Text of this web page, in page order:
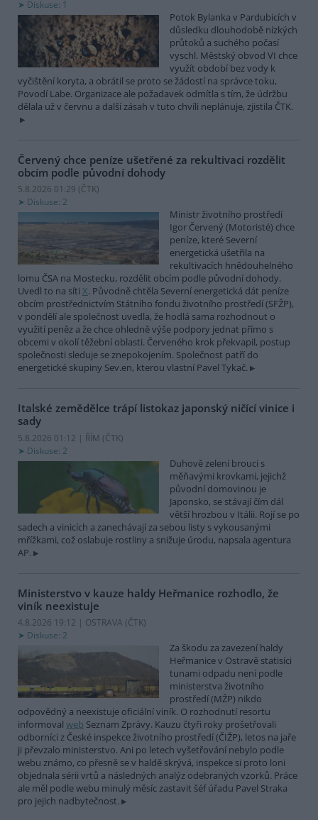
Diskuse: 1
Potok Bylanka v Pardubicích v
důsledku dlouhodobě nízkých
průtoků a suchého počasí
vyschl. Městský obvod VI chce
využít období bez vody k
vyčištění koryta, a obrátil se proto se žádostí na správce toku,
Povodí Labe. Organizace ale požadavek odmítla s tím, že údržbu
dělala už v červnu a další zásah v tuto chvíli neplánuje, zjistila ČTK.
Červený chce peníze ušetřené za rekultivaci rozdělit
obcím podle původní dohody
5.8.2026 01:29 (ČTK)
Diskuse: 2
Ministr životního prostředí
Igor Červený (Motoristé) chce
peníze, které Severní
energetická ušetřila na
rekultivacích hnědouhelného
lomu ČSA na Mostecku, rozdělit obcím podle původní dohody.
Uvedl to na síti X. Původně chtěla Severní energetická dát peníze
obcím prostřednictvím Státního fondu životního prostředí (SFŽP),
v pondělí ale společnost uvedla, že hodlá sama rozhodnout o
využití peněz a že chce ohledně výše podpory jednat přímo s
obcemi v okolí těžební oblasti. Červeného krok překvapil, postup
společnosti sleduje se znepokojením. Společnost patří do
energetické skupiny Sev.en, kterou vlastní Pavel Tykač.
Italské zemědělce trápí listokaz japonský ničící vinice i
sady
5.8.2026 01:12 | ŘÍM (ČTK)
Diskuse: 2
Duhově zelení brouci s
měňavými krovkami, jejichž
původní domovinou je
Japonsko, se stávají čím dál
větší hrozbou v Itálii. Rojí se po
sadech a vinicích a zanechávají za sebou listy s vykousanými
mřížkami, což oslabuje rostliny a snižuje úrodu, napsala agentura
AP.
Ministerstvo v kauze haldy Heřmanice rozhodlo, že
viník neexistuje
4.8.2026 19:12 | OSTRAVA (ČTK)
Diskuse: 2
Za škodu za zavezení haldy
Heřmanice v Ostravě statisíci
tunami odpadu není podle
ministerstva životního
prostředí (MŽP) nikdo
odpovědný a neexistuje oficiální viník. O rozhodnutí resortu
informoval web Seznam Zprávy. Kauzu čtyři roky prošetřovali
odborníci z České inspekce životního prostředí (ČIŽP), letos na jaře
ji převzalo ministerstvo. Ani po letech vyšetřování nebylo podle
webu známo, co přesně se v haldě skrývá, inspekce si proto loni
objednala sérii vrtů a následných analýz odebraných vzorků. Práce
ale měl podle webu minulý měsíc zastavit šéf úřadu Pavel Straka
pro jejich nadbytečnost.